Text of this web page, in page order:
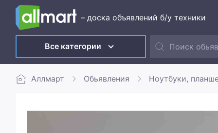
– доска объявлений б/у техники
Все категории
Аллмарт Обьявления Ноутбуки,